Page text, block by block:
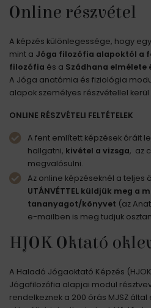
Online részvétel
A képzés különlegessége, hogy
mint a Jóga filozófia alapoktól a
filozófia és a Szádhana elmélete
A Jóga anatómia és fiziológia
alapok személyes részvétellel
ONLINE RÉSZVÉTELI FELTÉTELEK
A fent említett képzések óráit
hallgatni, kivétel a vizsga, az
megvalósulni.
Az online képzéseknél a teljes
UTÁNVÉTTEL küldjük meg a
tananyagot/könyvet (az
e-mailben is meg tudjuk
HJOK Oktató
A Haladó Jógaoktató Képzés
Jógafilozófia alapjai modul
rendelkeznek a 200 órás MJSZ